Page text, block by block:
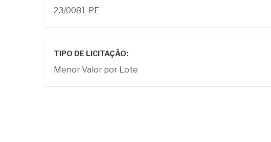
23/0081-PE
TIPO DE LICITAÇÃO:
Menor Valor por Lote